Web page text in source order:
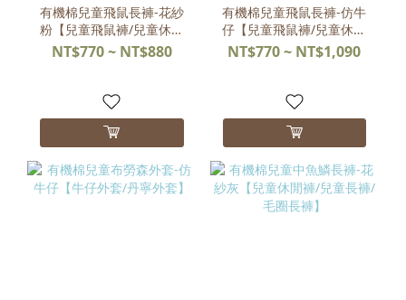
有機棉兒童飛鼠長褲-花紗
粉【兒童飛鼠褲/兒童休閒
褲/兒童長褲】
NT$770 ~ NT$880
有機棉兒童飛鼠長褲-仿牛
仔【兒童飛鼠褲/兒童休閒
褲/兒童長褲】
NT$770 ~ NT$1,090